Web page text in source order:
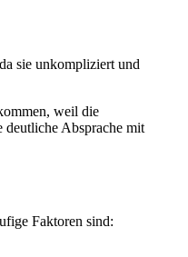
sie unkompliziert und
weil die
deutliche Absprache mit
Faktoren sind: